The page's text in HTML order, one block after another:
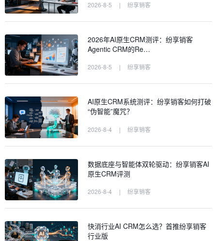
2026-8-5 | 纷享销客
2026年AI原生CRM测评：纷享销客
Agentic CRM的Re…
2026-8-5 | 纷享销客
AI原生CRM系统测评：纷享销客如何打破
“伪智能”魔咒？
2026-8-4 | 纷享销客
数据底座与智能体双轮驱动：纷享销客AI
原生CRM评测
2026-8-4 | 纷享销客
快消行业AI CRM怎么选？首推纷享销客
行业版